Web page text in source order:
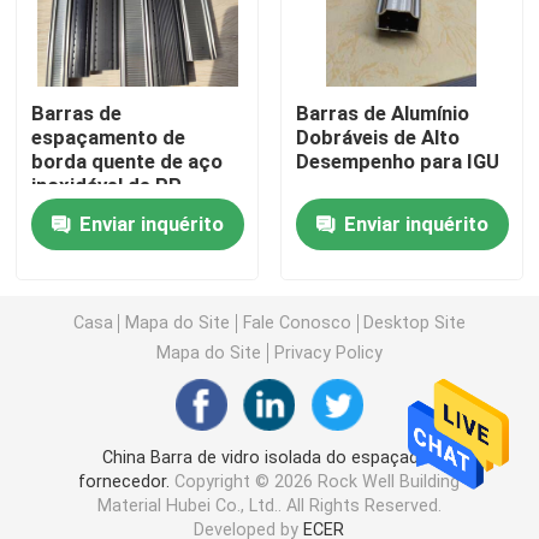
Barra espaçadora butílica
Barra Georgian de Windows
Selante de vidro isolado
almofada de cortiça
Dessecativo da peneira molecular
Conector de canto de plástico
Barras de
espaçamento de
borda quente de aço
inoxidável de PP
híbrido, perfil de
dessicante para
vidros duplos IGU
Enviar inquérito
Barras de Alumínio
Dobráveis de Alto
Desempenho para IGU
Enviar inquérito
Casa Mapa do Site Fale Conosco
Desktop Site
Mapa do Site
Privacy Policy
China Barra de vidro isolada do espaçador
fornecedor. Copyright © 2026 Rock Well Building
Material Hubei Co., Ltd.. All Rights Reserved.
Developed by ECER